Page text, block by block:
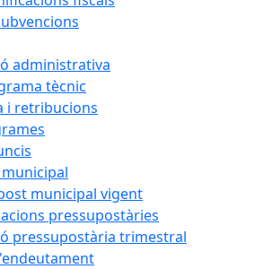
administrativa
tècnic
i retribucions
municipal vigent
pressupostàries
pressupostària trimestral